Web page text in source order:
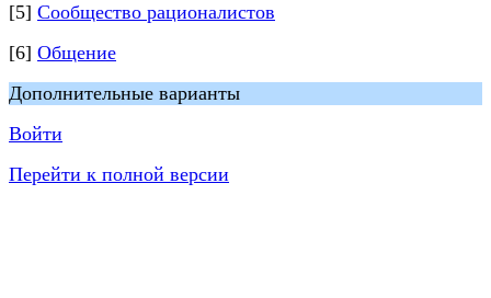
[5] Сообщество рационалистов
[6] Общение
Дополнительные варианты
Войти
Перейти к полной версии